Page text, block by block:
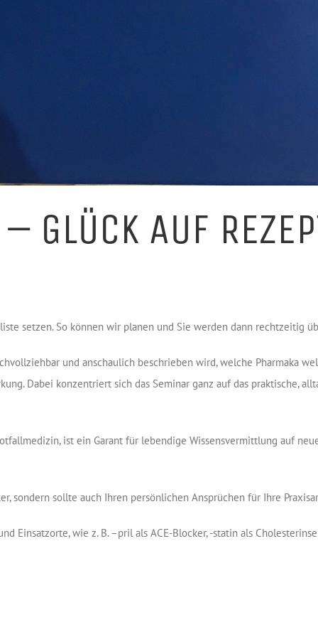
GLÜCK AUF
setzen. So können wir planen und Sie werden dann rechtzeitig
und anschaulich beschrieben wird, welche Pharmaka
Dabei konzentriert sich das Seminar ganz auf das praktische,
ist ein Garant für lebendige Wissensvermittlung auf
sondern sollte auch Ihren persönlichen Ansprüchen für Ihre
Einsatzorte, wie z. B. –pril als ACE-Blocker, -statin als